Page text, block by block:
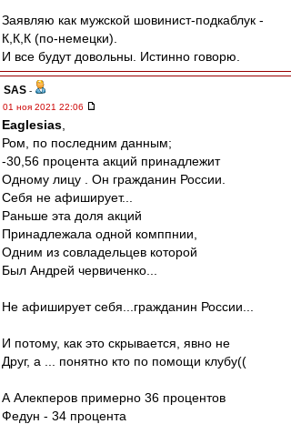
Заявляю как мужской шовинист-подкаблук -
К,К,К (по-немецки).
И все будут довольны. Истинно говорю.
SAS -
01 ноя 2021 22:06
Eaglesias
Ром, по последним данным;
-30,56 процента акций принадлежит
Одному лицу . Он гражданин России.
Себя не афиширует...
Раньше эта доля акций
Принадлежала одной комппнии,
Одним из совладельцев которой
Был Андрей червиченко...
Не афиширует себя...гражданин России...
И потому, как это скрывается, явно не
Друг, а ... понятно кто по помощи клубу((
А Алекперов примерно 36 процентов
Федун - 34 процента